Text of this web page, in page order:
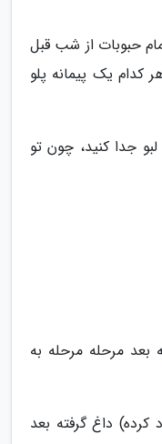
حبوبات از شب قبل
کدام یک پیمانه پلو
جدا کنید، چون تو
بشه بعد مرحله مرحله به
خرد کرده) داغ گرفته بعد